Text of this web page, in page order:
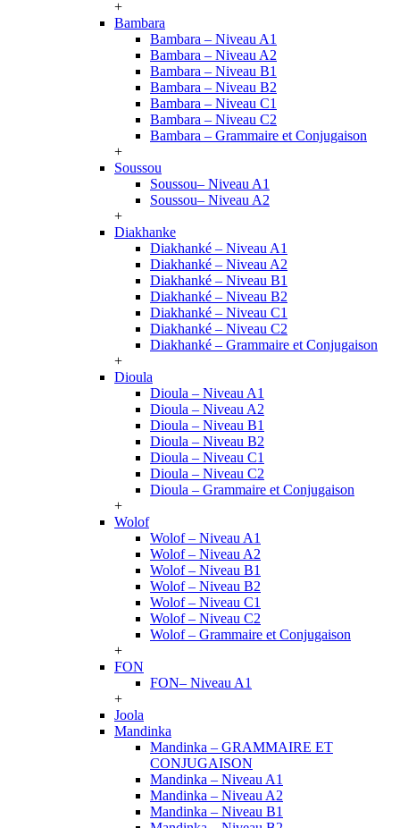
+
Bambara
Bambara – Niveau A1
Bambara – Niveau A2
Bambara – Niveau B1
Bambara – Niveau B2
Bambara – Niveau C1
Bambara – Niveau C2
Bambara – Grammaire et Conjugaison
+
Soussou
Soussou– Niveau A1
Soussou– Niveau A2
+
Diakhanke
Diakhanké – Niveau A1
Diakhanké – Niveau A2
Diakhanké – Niveau B1
Diakhanké – Niveau B2
Diakhanké – Niveau C1
Diakhanké – Niveau C2
Diakhanké – Grammaire et Conjugaison
+
Dioula
Dioula – Niveau A1
Dioula – Niveau A2
Dioula – Niveau B1
Dioula – Niveau B2
Dioula – Niveau C1
Dioula – Niveau C2
Dioula – Grammaire et Conjugaison
+
Wolof
Wolof – Niveau A1
Wolof – Niveau A2
Wolof – Niveau B1
Wolof – Niveau B2
Wolof – Niveau C1
Wolof – Niveau C2
Wolof – Grammaire et Conjugaison
+
FON
FON– Niveau A1
+
Joola
Mandinka
Mandinka – GRAMMAIRE ET
CONJUGAISON
Mandinka – Niveau A1
Mandinka – Niveau A2
Mandinka – Niveau B1